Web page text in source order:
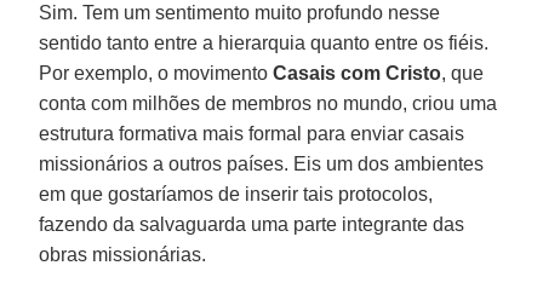
Sim. Tem um sentimento muito profundo nesse
sentido tanto entre a hierarquia quanto entre os fiéis.
Por exemplo, o movimentoCasais com Cristo, que
conta com milhões de membros no mundo, criou uma
estrutura formativa mais formal para enviar casais
missionários a outros países. Eis um dos ambientes
em que gostaríamos de inserir tais protocolos,
fazendo da salvaguarda uma parte integrante das
obras missionárias.